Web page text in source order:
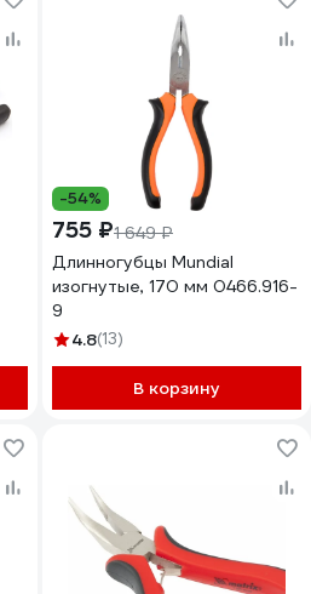
-54%
755 ₽1 649 ₽
Длинногубцы Mundial
изогнутые, 170 мм 0466.916-
9
4.8(13)
В корзину